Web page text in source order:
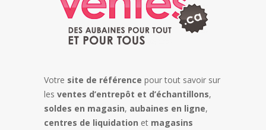
Votre site de référence pour tout savoir sur
les ventes d’entrepôt et d’échantillons,
soldes en magasin, aubaines en ligne,
centres de liquidation et magasins